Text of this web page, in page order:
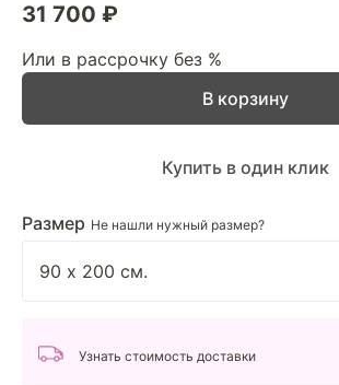
31 700 ₽
Или в рассрочку без %
Размер Не нашли нужный размер?
В корзину
Купить в один клик
Узнать стоимость доставки